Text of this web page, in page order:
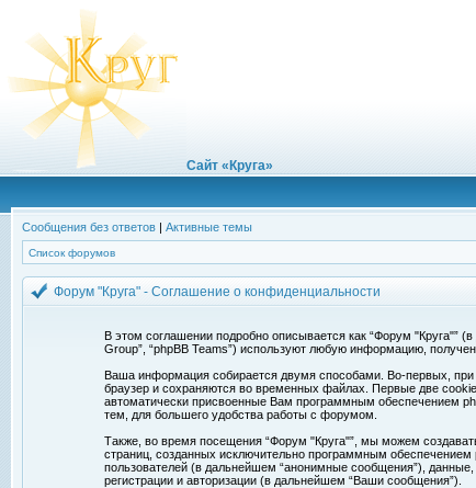
Сайт «Круга»
Сообщения без ответов | Активные темы
Список форумов
Форум "Круга" - Соглашение о конфиденциальности
В этом соглашении подробно описывается как “Форум "Круга"”
Group”, “phpBB Teams”) используют любую информацию,
Ваша информация собирается двумя способами. Во-первых, при
браузер и сохраняются во временных файлах. Первые две
автоматически присвоенные Вам программным обеспечением
тем, для большего удобства работы с форумом.
Также, во время посещения “Форум "Круга"”, мы можем
страниц, созданных исключительно программным
пользователей (в дальнейшем “анонимные сообщения”),
регистрации и авторизации (в дальнейшем “Ваши сообщения”).